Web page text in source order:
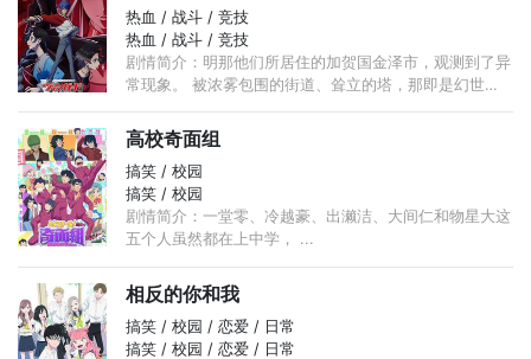
热血 / 战斗 / 竞技
热血 / 战斗 / 竞技
剧情简介：明那他们所居住的加贺国金泽市，观测到了异
常现象。 被浓雾包围的街道、耸立的塔，那即是幻世
高校奇面组
搞笑 / 校园
搞笑 / 校园
剧情简介：一堂零、冷越豪、出濑洁、大间仁和物星大这
五个人虽然都在上中学， ...
相反的你和我
搞笑 / 校园 / 恋爱 / 日常
搞笑 / 校园 / 恋爱 / 日常